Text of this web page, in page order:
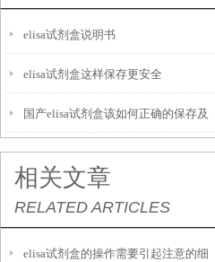
elisa试剂盒说明书
elisa试剂盒这样保存更安全
国产elisa试剂盒该如何正确的保存及
运输呢？
相关文章
RELATED ARTICLES
elisa试剂盒的操作需要引起注意的细